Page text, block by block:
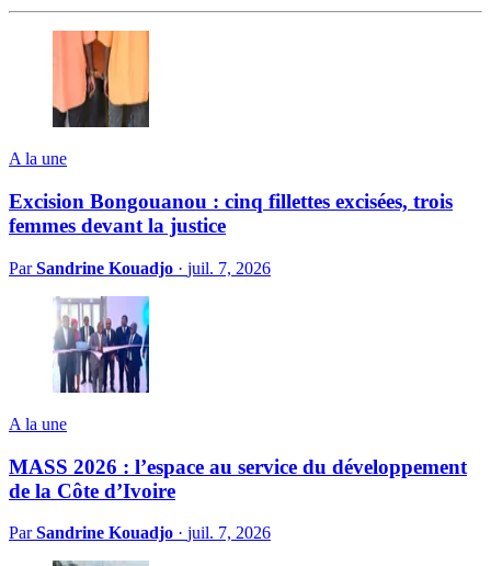
A la une
Excision Bongouanou : cinq fillettes excisées, trois
femmes devant la justice
ParSandrine Kouadjo · juil. 7, 2026
A la une
MASS 2026 : l’espace au service du développement
de la Côte d’Ivoire
ParSandrine Kouadjo · juil. 7, 2026